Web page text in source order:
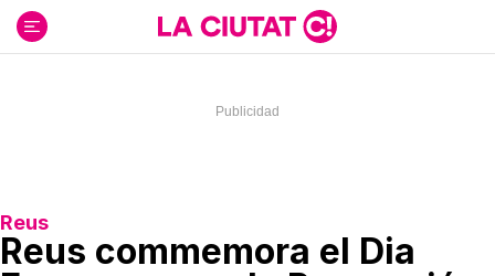
contenido
Reus
Reus commemora el Dia